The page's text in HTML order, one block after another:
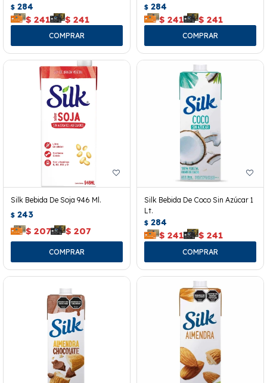
$ 284
$ 241 $ 241
$ 284
$ 241 $ 241
Silk Bebida De Soja 946 Ml.
$ 243
$ 207 $ 207
Silk Bebida De Coco Sin Azúcar 1
Lt.
$ 284
$ 241 $ 241